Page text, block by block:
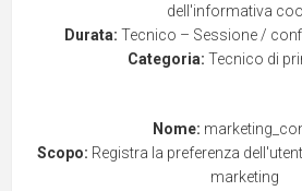
dell'informativa
Durata: Tecnico – Sessione /
Categoria: Tecnico di
Nome:
Scopo: Registra la preferenza
marketing